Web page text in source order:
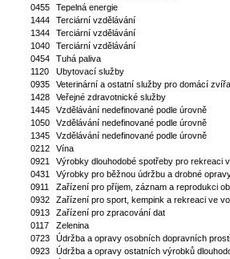
0455
Tepelná energie
1444
Terciární vzdělávání
1344
Terciární vzdělávání
1040
Terciární vzdělávání
0454
Tuhá paliva
1120
Ubytovací služby
0935
Veterinární a ostatní služby pro domácí
1428
Veřejné zdravotnické služby
1445
Vzdělávání nedefinované podle úrovně
1050
Vzdělávání nedefinované podle úrovně
1345
Vzdělávání nedefinované podle úrovně
0212
Vína
0921
Výrobky dlouhodobé spotřeby pro rekreaci
0431
Výrobky pro běžnou údržbu a drobné
0911
Zařízení pro příjem, záznam a reprodukci
0932
Zařízení pro sport, kempink a rekreaci ve
0913
Zařízení pro zpracování dat
0117
Zelenina
0723
Údržba a opravy osobních dopravních
0923
Údržba a opravy ostatních výrobků